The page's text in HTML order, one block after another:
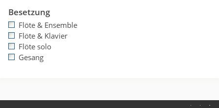
Besetzung
Flöte & Ensemble
Flöte & Klavier
Flöte solo
Gesang